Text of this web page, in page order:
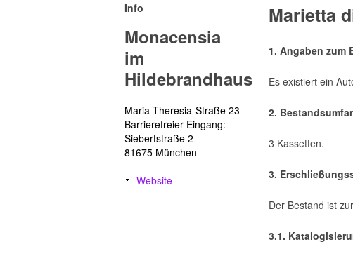
Info
Monacensia
im
Hildebrandhaus
Maria-Theresia-Straße 23
Barrierefreier Eingang:
Siebertstraße 2
81675 München
Website
Marietta
1. Angaben zum
Es existiert ein
2.
3 Kassetten.
3.
Der Bestand ist
3.1.